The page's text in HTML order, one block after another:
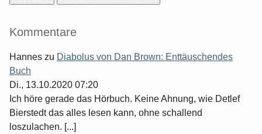
Seitenleiste
Kommentare
Hannes zu Diabolus von Dan Brown: Enttäuschendes
Buch
Di., 13.10.2020 07:20
Ich höre gerade das Hörbuch. Keine Ahnung, wie Detlef
Bierstedt das alles lesen kann, ohne schallend
loszulachen. [...]